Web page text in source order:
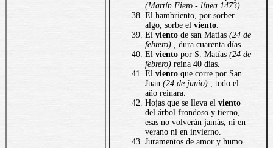
(Martín Fiero - línea 1473)
El hambriento, por sorber
algo, sorbe el viento.
El viento de san Matías (24 de
febrero) , dura cuarenta días.
El viento por S. Matías (24 de
febrero) reina 40 días.
El viento que corre por San
Juan (24 de junio) , todo el
año reinara.
Hojas que se lleva el viento
del árbol frondoso y tierno,
esas no volverán jamás, ni en
verano ni en invierno.
Juramentos de amor y humo